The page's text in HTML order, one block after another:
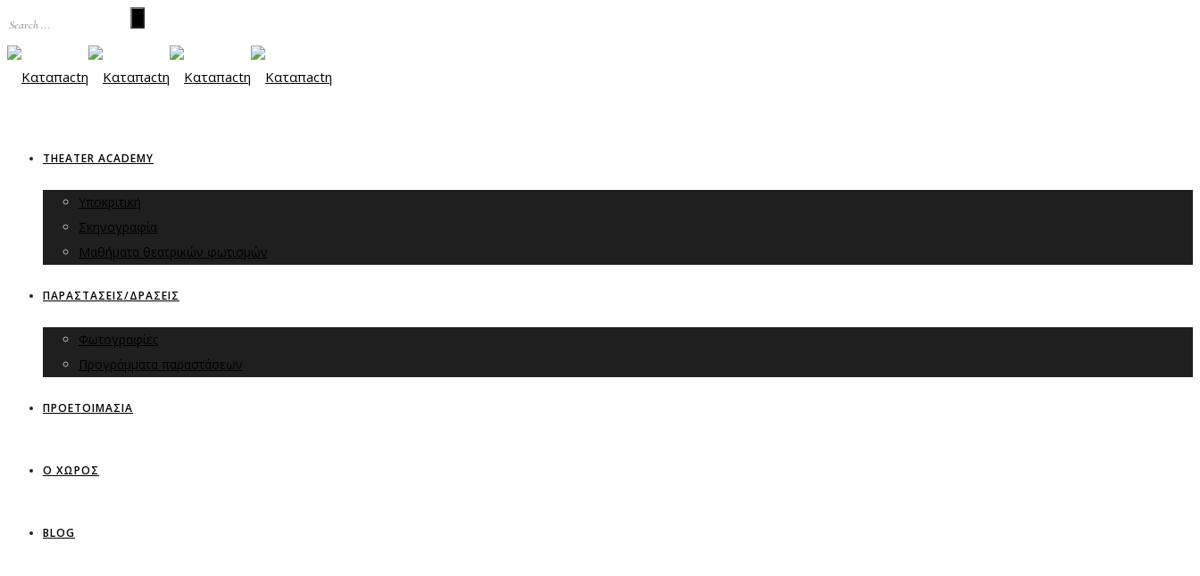
THEATER ACADEMY
Υποκριτική
Σκηνογραφία
Μαθήματα θεατρικών φωτισμών
ΠΑΡΑΣΤΑΣΕΙΣ/ΔΡΑΣΕΙΣ
Φωτογραφίες
Προγράμματα παραστάσεων
ΠΡΟΕΤΟΙΜΑΣΙΑ
Ο ΧΩΡΟΣ
BLOG